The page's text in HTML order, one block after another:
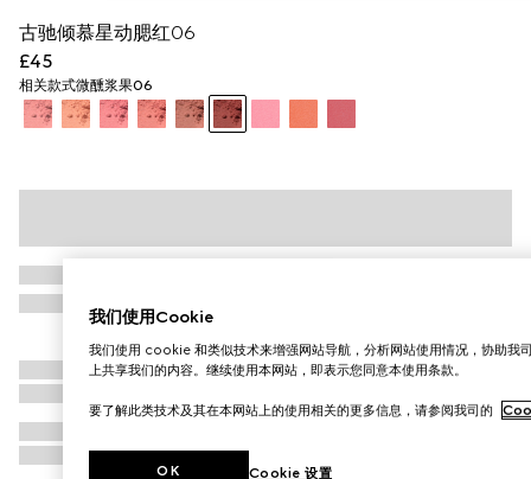
古驰倾慕星动腮红06
£45
相关款式微醺浆果06
我们使用Cookie
我们使用 cookie 和类似技术来增强网站导航，分析网站使用情况，协助我
上共享我们的内容。继续使用本网站，即表示您同意本使用条款。
要了解此类技术及其在本网站上的使用相关的更多信息，请参阅我司的
Cookie 设置
OK